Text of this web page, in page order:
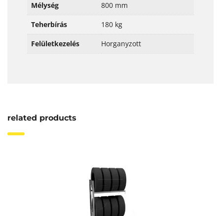
Mélység 800 mm
Teherbírás 180 kg
Felületkezelés Horganyzott
related products